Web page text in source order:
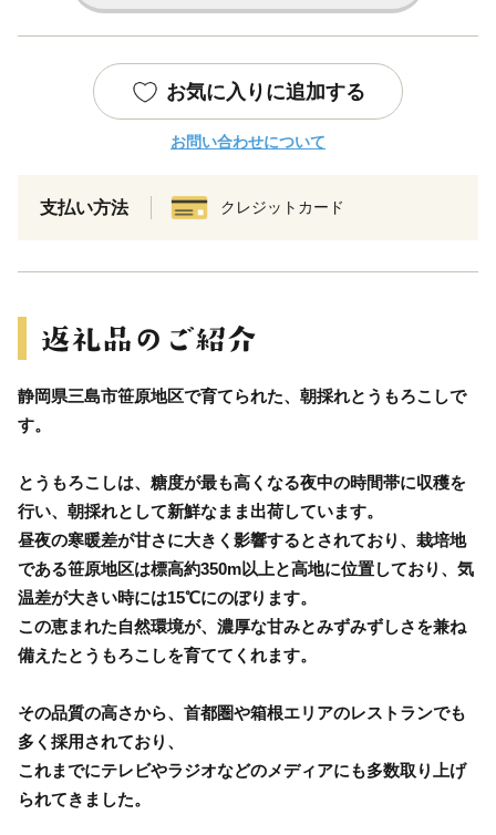
お気に入りに追加する
お問い合わせについて
支払い方法 クレジットカード
静岡県三島市笹原地区で育てられた、朝採れとうもろこしで
す。
とうもろこしは、糖度が最も高くなる夜中の時間帯に収穫を
行い、朝採れとして新鮮なまま出荷しています。
昼夜の寒暖差が甘さに大きく影響するとされており、栽培地
である笹原地区は標高約350m以上と高地に位置しており、気
温差が大きい時には15℃にのぼります。
この恵まれた自然環境が、濃厚な甘みとみずみずしさを兼ね
備えたとうもろこしを育ててくれます。
その品質の高さから、首都圏や箱根エリアのレストランでも
多く採用されており、
これまでにテレビやラジオなどのメディアにも多数取り上げ
られてきました。